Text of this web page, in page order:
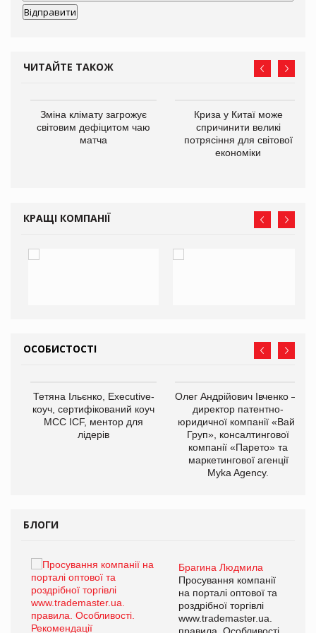
ЧИТАЙТЕ ТАКОЖ
Зміна клімату загрожує
світовим дефіцитом чаю
матча
Криза у Китаї може
спричинити великі
потрясіння для світової
економіки
КРАЩІ КОМПАНІЇ
ОСОБИСТОСТІ
Тетяна Ільєнко, Executive-
коуч, сертифікований коуч
МСС ICF, ментор для
лідерів
Олег Андрійович Івченко —
директор патентно-
юридичної компанії «Вайз
Груп», консалтингової
компанії «Парето» та
маркетингової агенції
Myka Agency.
БЛОГИ
Брагина Людмила
Просування компанії
на порталі оптової та
роздрібної торгівлі
www.trademaster.ua.
правила. Особливості.